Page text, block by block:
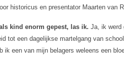
historicus en presentator Maarten van
kind enorm gepest, las ik. Ja, ik werd
tot een dagelijkse martelgang van
ik een van mijn belagers weleens een